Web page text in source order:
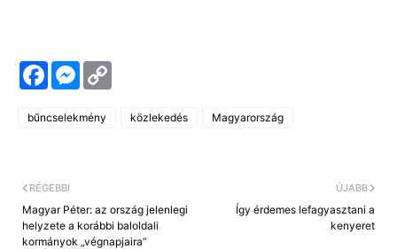
F
a
c
b
M
e
s
e
bűncselekmény közlekedés Magyarország
ÚJABB
Így érdemes lefagyasztani a
kenyeret
RÉGEBBI
Magyar Péter: az ország jelenlegi
helyzete a korábbi baloldali
kormányok „végnapjaira”